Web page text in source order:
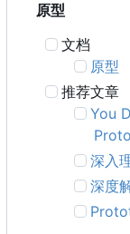
原型
文档
原型
推荐文章
You
深入
深度